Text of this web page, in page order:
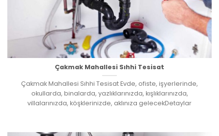
Çakmak Mahallesi Sıhhi Tesisat
Çakmak Mahallesi Sıhhi Tesisat Evde, ofiste, işyerlerinde,
okullarda, binalarda, yazlıklarınızda, kışlıklarınızda,
villalarınızda, köşklerinizde, aklınıza gelecekDetaylar